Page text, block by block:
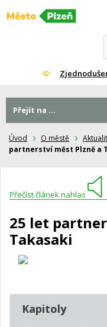
Přeskočit
Úvod O městě
partnerství měst Plzně a
Přečíst článek nahlas
25 let
Takasaki
Kapitoly
Přejít na ...